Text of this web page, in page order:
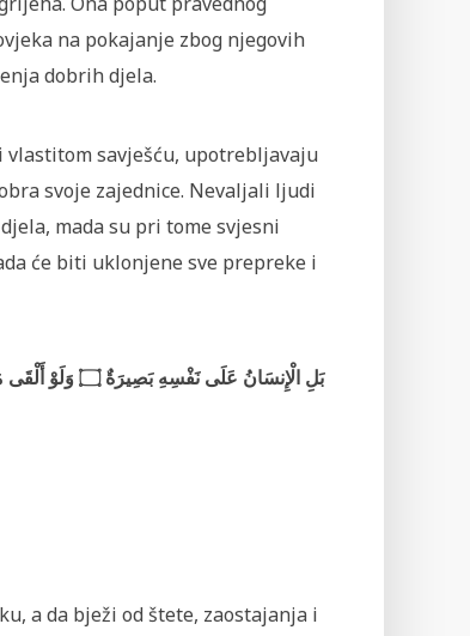
na pokajanje zbog njegovih
dobrih djela.
savješću, upotrebljavaju
svoje zajednice. Nevaljali ljudi
mada su pri tome svjesni
će biti uklonjene sve prepreke i
بَلِ الْإِنسَانُ عَلَى نَفْسِهِ بَصِيرَةٌ ۝ وَلَوْ أَلْقَى مَعَاذِيرَهُ
a da bježi od štete, zaostajanja i